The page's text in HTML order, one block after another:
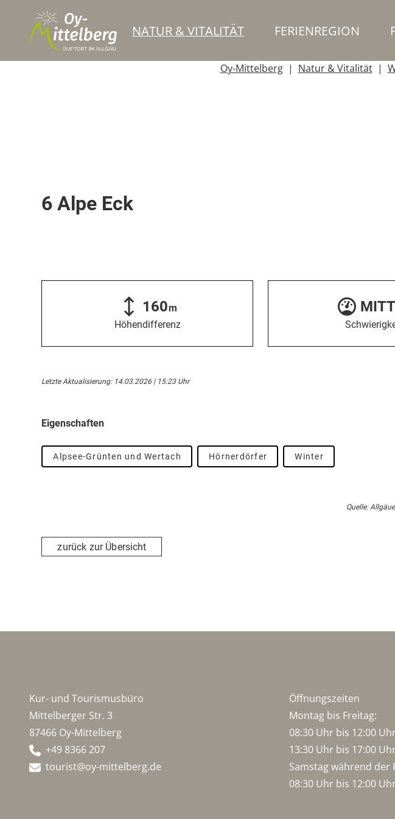
NATUR & VITALITÄT FERIENREGION
Oy-Mittelberg
Natur & Vitalität
6 Alpe Eck
160m
Höhendifferenz
Letzte Aktualisierung: 14.03.2026 | 15:23 Uhr
Eigenschaften
Alpsee-Grünten und Wertach Hörnerdörfer Winter
Quelle:
zurück zur Übersicht
Kur- und Tourismusbüro
Mittelberger Str. 3
87466 Oy-Mittelberg
+49 8366 207
tourist@oy-mittelberg.de
Öffnungszeiten
Montag bis Freitag:
08:30 Uhr bis 12:00
13:30 Uhr bis 17:00
Samstag während der
08:30 Uhr bis 12:00